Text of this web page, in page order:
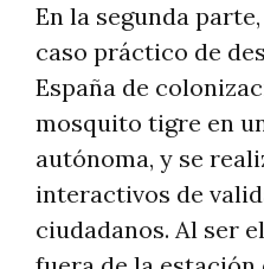
En la segunda
caso práctico de
España de
mosquito tigre en
autónoma, y se
interactivos de
ciudadanos. Al ser